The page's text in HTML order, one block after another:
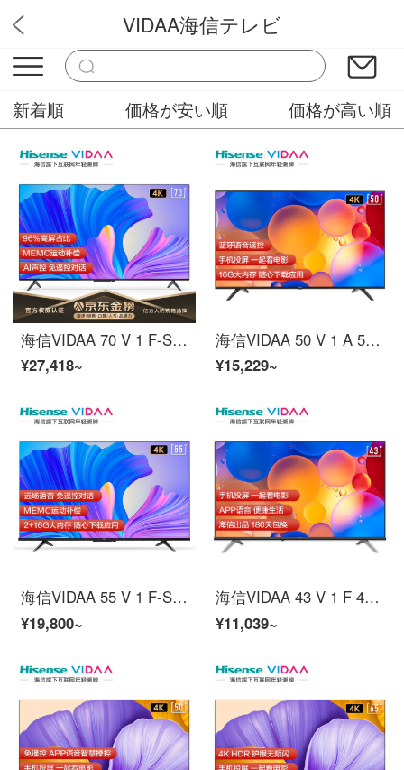
テレビ
VIDAA海信テレビ
新着順 価格が安い順 価格が高い順
海信VIDAA 70 V 1 F-S 70インチの知恵フルスクリーンテレビ4 K超高精細MEMCの手ぶれ防止遠野音声教育テレビ人工知能液晶パネルテレビ
¥27,418~
海信VIDAA 50 V 1 A 50インチ4 Kスーパーハイビジョン海信テレビ1.5 G+16 G HDRスマートスクリーン教育テレビ人工知能音声ネットワーク液晶パネルテレビ
¥15,229~
海信VIDAA 55 V 1 F-S 55インチ超薄型インテリジェントスクリーンテレビ4 K超高清2+16 G教育テレビ人工知能遠場音声液晶パネルテレビ
¥19,800~
海信VIDAA 43 V 1 F 43インチフルハイビジョン、海信スマートスクリーンAPP音声リモコン1+8 G教育テレビスマート液晶タブレットテレビ
¥11,039~